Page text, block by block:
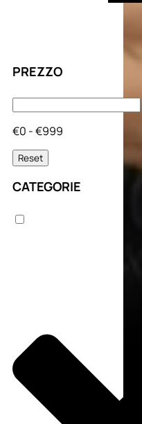
PREZZO
€0 - €999
Reset
CATEGORIE